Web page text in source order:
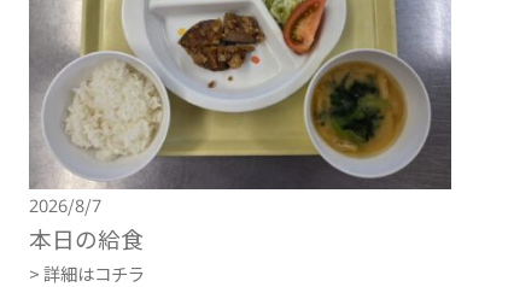
2026/8/7
本日の給食
> 詳細はコチラ